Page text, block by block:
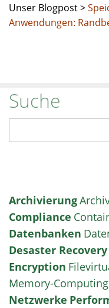
Unser Blogpost >
Anwendungen:
Suche
Archivierung
Compliance
Datenbanken
Desaster Recovery
Encryption
Memory-Computing
Netzwerke